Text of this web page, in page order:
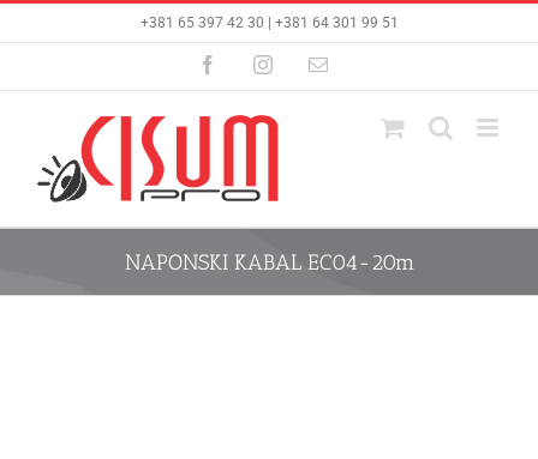
+381 65 397 42 30 | +381 64 301 99 51
FacebookInstagramEmail
NAPONSKI KABAL EC04-20m